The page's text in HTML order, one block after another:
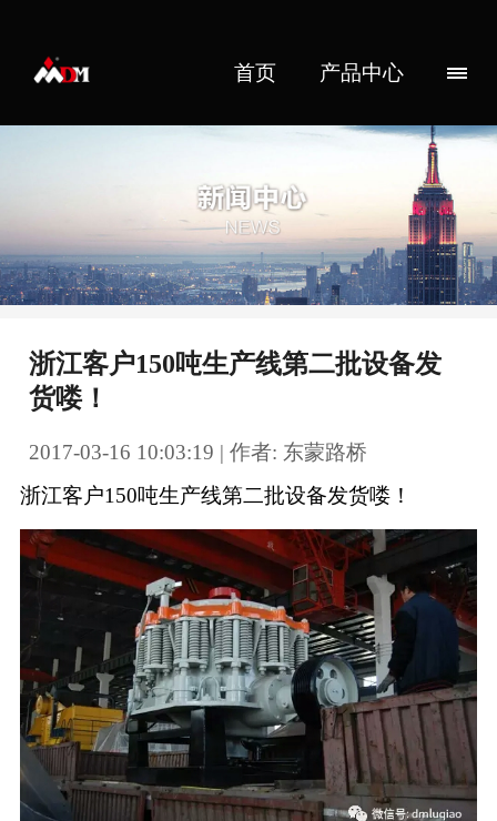
首页 产品中心
浙江客户150吨生产线第二批设备发
货喽！
2017-03-16 10:03:19 | 作者: 东蒙路桥
浙江客户150吨生产线第二批设备发货喽！